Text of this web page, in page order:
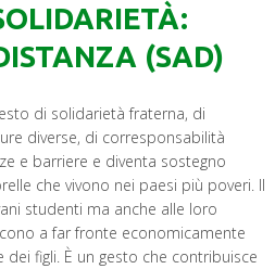
(SAD)
di solidarietà fraterna, di
diverse, di corresponsabilità
e barriere e diventa sostegno
che vivono nei paesi più poveri. Il
studenti ma anche alle loro
a far fronte economicamente
dei figli. È un gesto che contribuisce